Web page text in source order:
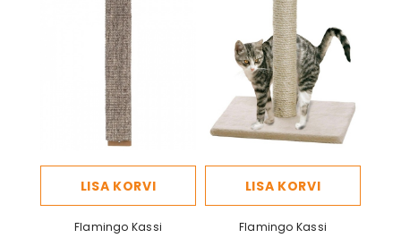
LISA KORVI
Flamingo Kassi
LISA KORVI
Flamingo Kassi